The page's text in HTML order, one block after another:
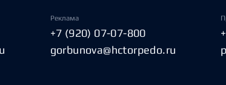
Реклама
+7 (920) 07-07-800
gorbunova@hctorpedo.ru